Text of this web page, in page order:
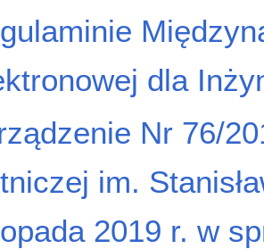
dla
Nr 76/
im.
2019 r. w